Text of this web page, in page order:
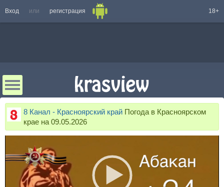
Вход или регистрация 18+
8 Канал - Красноярский край Погода в Красноярском
крае на 09.05.2026